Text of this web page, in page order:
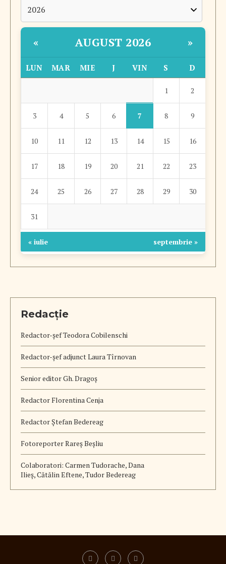
« AUGUST 2026 »
LUN MAR MIE J VIN S D
1 2
3 4 5 6 7 8 9
10 11 12 13 14 15 16
17 18 19 20 21 22 23
24 25 26 27 28 29 30
31
« iulie septembrie »
Redacție
Redactor-șefTeodora Cobilenschi
Redactor-șef adjunct Laura Tîrnovan
Senior editor Gh. Dragoș
Redactor Florentina Cenja
Redactor Ștefan Bedereag
Fotoreporter Rareș Beșliu
Colaboratori: Carmen Tudorache, Dana
Ilieș, Cătălin Eftene, Tudor Bedereag